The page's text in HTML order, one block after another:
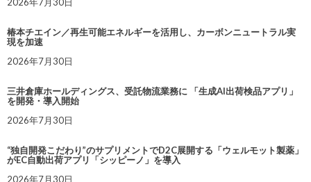
椿本チエイン／再生可能エネルギーを活用し、カーボンニュートラル実
現を加速
2026年7月30日
三井倉庫ホールディングス、受託物流業務に 「生成AI出荷検品アプリ」
を開発・導入開始
2026年7月30日
“独自開発こだわり”のサプリメントでD2C展開する「ウェルモット製薬」
がEC自動出荷アプリ「シッピーノ」を導入
2026年7月30日